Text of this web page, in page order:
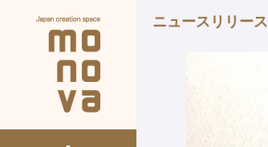
ニュースリリース